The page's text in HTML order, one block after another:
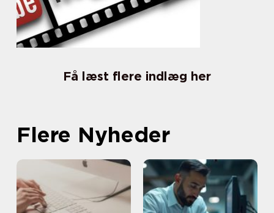
Få læst flere indlæg her
Flere Nyheder